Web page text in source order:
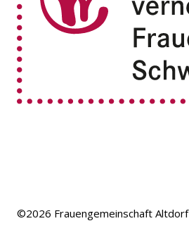
©2026 Frauengemeinschaft Altdorf